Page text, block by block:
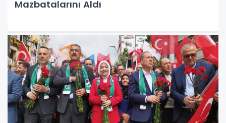
Mazbatalarını Aldı